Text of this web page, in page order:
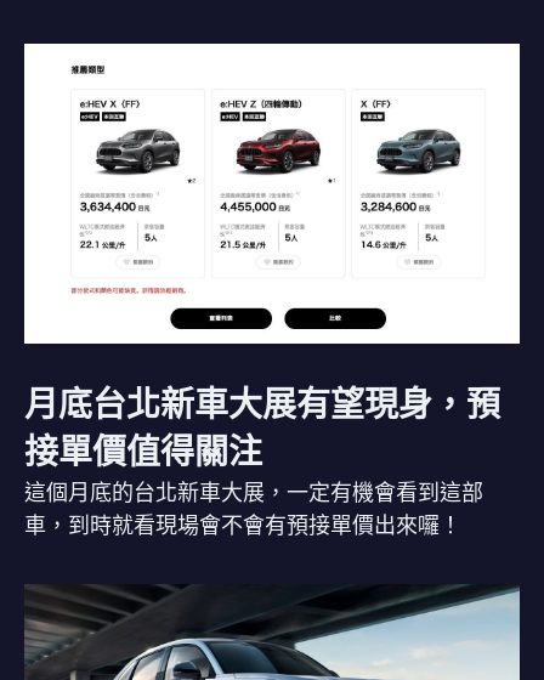
月底台北新車大展有望現身，預
接單價值得關注
這個月底的台北新車大展，一定有機會看到這部
車，到時就看現場會不會有預接單價出來囉！